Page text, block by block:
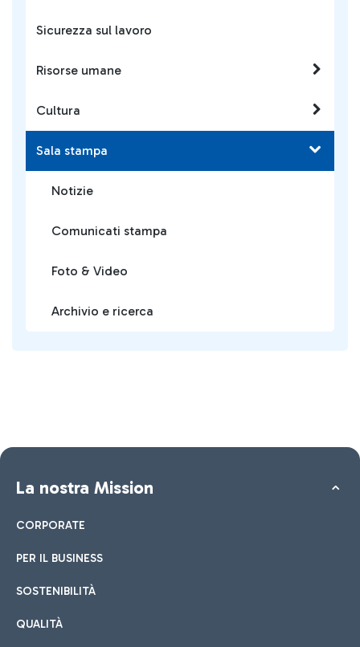
Sicurezza sul lavoro
Risorse umane
Cultura
Sala stampa
Notizie
Comunicati stampa
Foto & Video
Archivio e ricerca
La nostra Mission
CORPORATE
PER IL BUSINESS
SOSTENIBILITÀ
QUALITÀ